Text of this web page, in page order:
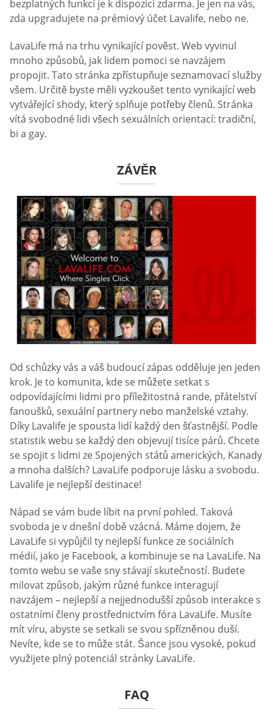
bezplatných funkcí je k dispozici zdarma. Je jen na vás,
zda upgradujete na prémiový účet Lavalife, nebo ne.
LavaLife má na trhu vynikající pověst. Web vyvinul
mnoho způsobů, jak lidem pomoci se navzájem
propojit. Tato stránka zpřístupňuje seznamovací služby
všem. Určitě byste měli vyzkoušet tento vynikající web
vytvářející shody, který splňuje potřeby členů. Stránka
vítá svobodné lidi všech sexuálních orientací: tradiční,
bi a gay.
ZÁVĚR
Od schůzky vás a váš budoucí zápas odděluje jen jeden
krok. Je to komunita, kde se můžete setkat s
odpovídajícími lidmi pro příležitostná rande, přátelství
fanoušků, sexuální partnery nebo manželské vztahy.
Díky Lavalife je spousta lidí každý den šťastnější. Podle
statistik webu se každý den objevují tisíce párů. Chcete
se spojit s lidmi ze Spojených států amerických, Kanady
a mnoha dalších? LavaLife podporuje lásku a svobodu.
Lavalife je nejlepší destinace!
Nápad se vám bude líbit na první pohled. Taková
svoboda je v dnešní době vzácná. Máme dojem, že
LavaLife si vypůjčil ty nejlepší funkce ze sociálních
médií, jako je Facebook, a kombinuje se na LavaLife. Na
tomto webu se vaše sny stávají skutečností. Budete
milovat způsob, jakým různé funkce interagují
navzájem – nejlepší a nejjednodušší způsob interakce s
ostatními členy prostřednictvím fóra LavaLife. Musíte
mít víru, abyste se setkali se svou spřízněnou duší.
Nevíte, kde se to může stát. Šance jsou vysoké, pokud
využijete plný potenciál stránky LavaLife.
FAQ